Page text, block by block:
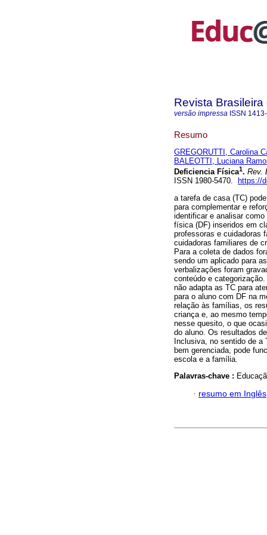
Revista
versão impressa ISSN
Resumo
GREGORUTTI, Carolina
BALEOTTI, Luciana
Deficiencia Física1. Rev.
ISSN 1980-5470.
https://
a tarefa de casa (TC)
para complementar e
identificar e analisar
física (DF) inseridos em
professoras e cuidadoras
cuidadoras familiares de
Para a coleta de dados
sendo um aplicado para
verbalizações foram
conteúdo e
não adapta as TC para
para o aluno com DF na
relação às famílias, os
criança e, ao mesmo
nesse quesito, o que
do aluno. Os resultados
Inclusiva, no sentido de a
bem gerenciada, pode
escola e a família.
Palavras-chave :
· resumo em Inglês